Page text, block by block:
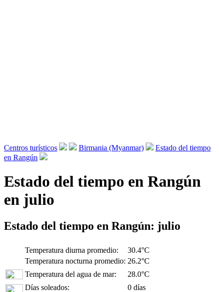
Centros turísticos Birmania (Myanmar)
Estado del tiempo
en Rangún
Estado del tiempo en Rangún
en julio
Estado del tiempo en Rangún: julio
Temperatura diurna promedio:
30.4°C
Temperatura nocturna promedio: 26.2°C
Temperatura del agua de mar:
28.0°C
Días soleados:
0 días